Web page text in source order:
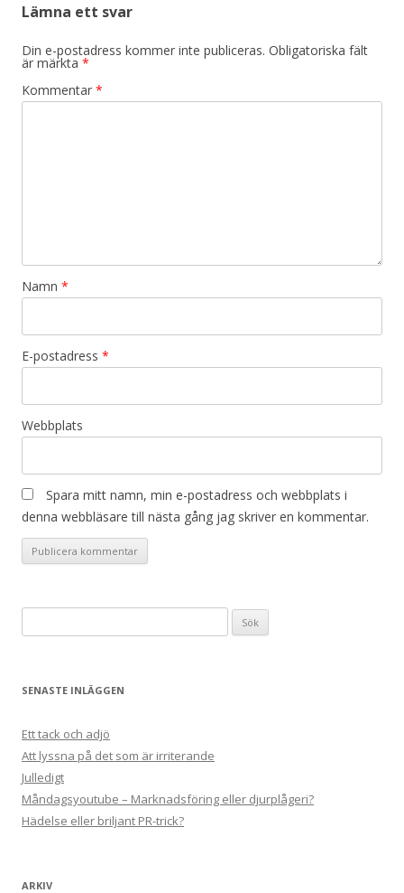
Lämna ett svar
Din e-postadress kommer inte publiceras. Obligatoriska fält
är märkta *
Kommentar *
Namn *
E-postadress *
Webbplats
Spara mitt namn, min e-postadress och webbplats i
denna webbläsare till nästa gång jag skriver en kommentar.
efter:
SENASTE INLÄGGEN
Ett tack och adjö
Att lyssna på det som är irriterande
Julledigt
Måndagsyoutube – Marknadsföring eller djurplågeri?
Hädelse eller briljant PR-trick?
ARKIV